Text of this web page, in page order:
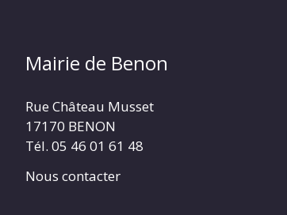
Mairie de Benon
Rue Château Musset
17170 BENON
Tél. 05 46 01 61 48
Nous contacter